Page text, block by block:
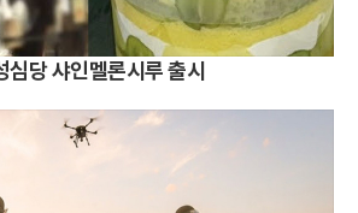
당 샤인멜론시루 출시